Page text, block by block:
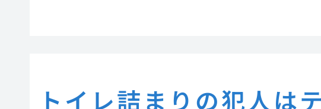
トイレ詰まりの犯人は